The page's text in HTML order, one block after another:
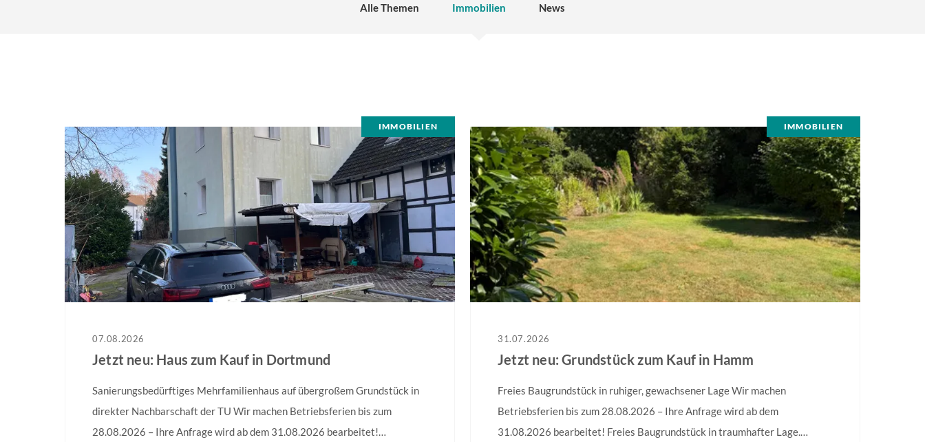
Alle Themen Immobilien News
IMMOBILIEN
07.08.2026
Jetzt neu: Haus zum Kauf in Dortmund
Sanierungsbedürftiges Mehrfamilienhaus auf übergroßem Grundstück in
direkter Nachbarschaft der TU Wir machen Betriebsferien bis zum
28.08.2026 – Ihre Anfrage wird ab dem 31.08.2026 bearbeitet!
IMMOBILIEN
31.07.2026
Jetzt neu: Grundstück zum Kauf in Hamm
Freies Baugrundstück in ruhiger, gewachsener Lage Wir machen
Betriebsferien bis zum 28.08.2026 – Ihre Anfrage wird ab dem
31.08.2026 bearbeitet! Freies Baugrundstück in traumhafter Lage.